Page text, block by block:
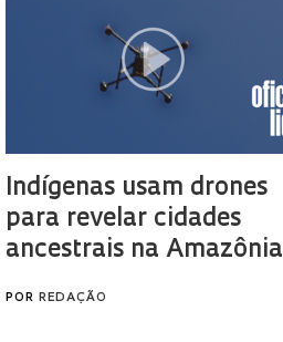
Indígenas usam drones
para revelar cidades
ancestrais na Amazônia
POR REDAÇÃO